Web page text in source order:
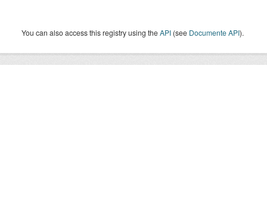
You can also access this registry using theAPI (see Documente API).